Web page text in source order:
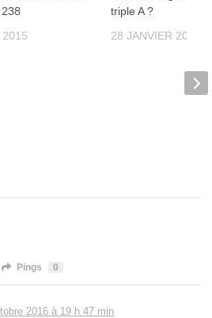
2015
triple A ?
28 JANVIER 2015
Pings 0
2016 à 19 h 47 min